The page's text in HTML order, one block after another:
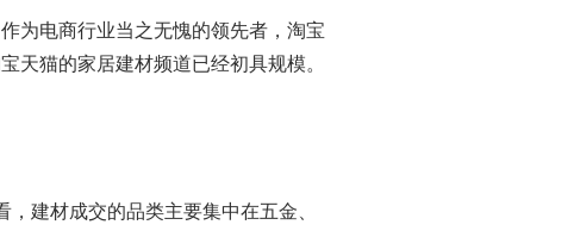
为电商行业当之无愧的领先者，淘宝
天猫的家居建材频道已经初具规模。
建材成交的品类主要集中在五金、